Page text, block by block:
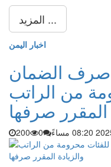
المزيد ...
اخبار اليمن
صرف الضمان
من الراتب
المقرر صرفها
0
200